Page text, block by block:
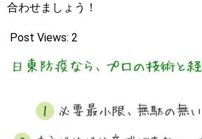
合わせましょう！
Post Views: 2